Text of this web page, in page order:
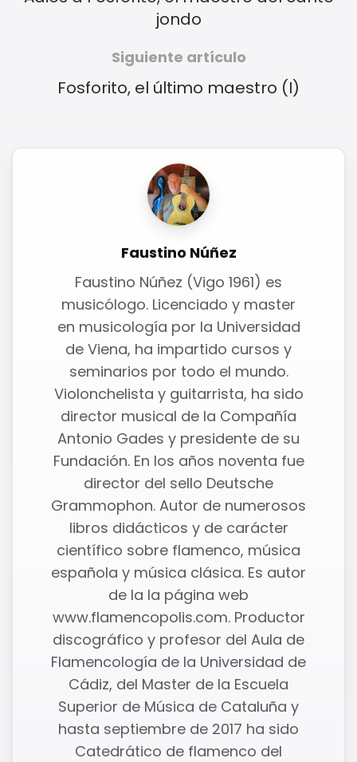
jondo
Siguiente artículo
Fosforito, el último maestro (I)
Faustino Núñez
Faustino Núñez (Vigo 1961) es
musicólogo. Licenciado y master
en musicología por la Universidad
de Viena, ha impartido cursos y
seminarios por todo el mundo.
Violonchelista y guitarrista, ha sido
director musical de la Compañía
Antonio Gades y presidente de su
Fundación. En los años noventa fue
director del sello Deutsche
Grammophon. Autor de numerosos
libros didácticos y de carácter
científico sobre flamenco, música
española y música clásica. Es autor
de la la página web
www.flamencopolis.com. Productor
discográfico y profesor del Aula de
Flamencología de la Universidad de
Cádiz, del Master de la Escuela
Superior de Música de Cataluña y
hasta septiembre de 2017 ha sido
Catedrático de flamenco del